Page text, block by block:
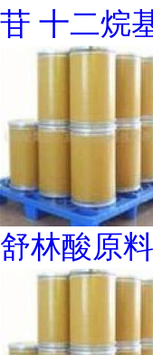
苷 十二烷
舒林酸原